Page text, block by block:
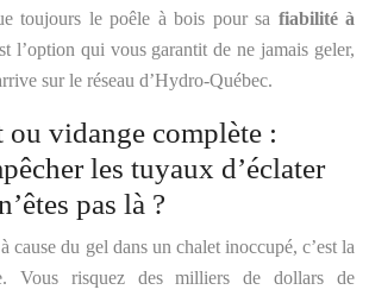
toujours le poêle à bois pour sa fiabilité à
l’option qui vous garantit de ne jamais geler,
sur le réseau d’Hydro-Québec.
vidange complète :
les tuyaux d’éclater
pas là ?
cause du gel dans un chalet inoccupé, c’est la
Vous risquez des milliers de dollars de